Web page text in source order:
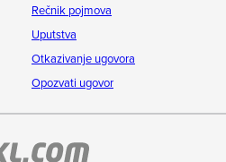
Rečnik pojmova
Uputstva
Otkazivanje ugovora
Opozvati ugovor